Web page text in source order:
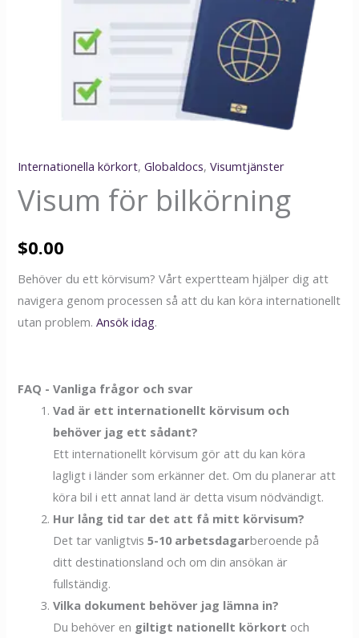
Internationella körkort,Globaldocs,Visumtjänster
Visum för bilkörning
$0.00
Behöver du ett körvisum? Vårt expertteam hjälper dig att
navigera genom processen så att du kan köra internationellt
utan problem.Ansök idag.
FAQ - Vanliga frågor och svar
Vad är ett internationellt körvisum och
behöver jag ett sådant?
Ett internationellt körvisum gör att du kan köra
lagligt i länder som erkänner det. Om du planerar att
köra bil i ett annat land är detta visum nödvändigt.
Hur lång tid tar det att få mitt körvisum?
Det tar vanligtvis5-10 arbetsdagarberoende på
ditt destinationsland och om din ansökan är
fullständig.
Vilka dokument behöver jag lämna in?
Du behöver en giltigt nationellt körkort och